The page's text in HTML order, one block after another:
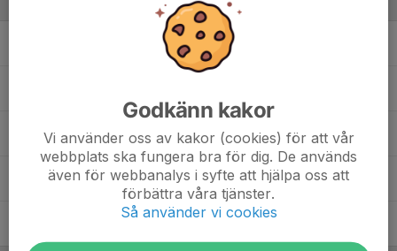
Sekretariatansvarig
Niklas LundinMaterialare
Alexander NordvallHuvudtränare
Godkänn kakor
Vi använder oss av kakor (cookies) för att vår
webbplats ska fungera bra för dig. De används
även för webbanalys i syfte att hjälpa oss att
förbättra våra tjänster.
Så använder vi cookies